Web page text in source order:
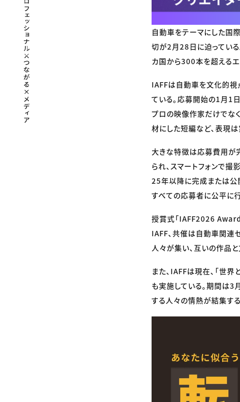
自動車をテーマにした
切が2月28日に迫ってい
カ国から300本を超えるエ
IAFFは自動車を文化的視
ている。応募開始の1月1
プロの映像作家だけでな
材にした短編など、表現は
大きな特徴は応募費用が
られ、スマートフォンで
25年以降に完成または公
すべての応募者に公平に行
授賞式「IAFF2026
IAFF、共催は自動車関連
人々が集い、互いの作品
また、IAFFは現在、「世
も実施している。期間は3
する人々の情熱が結集す